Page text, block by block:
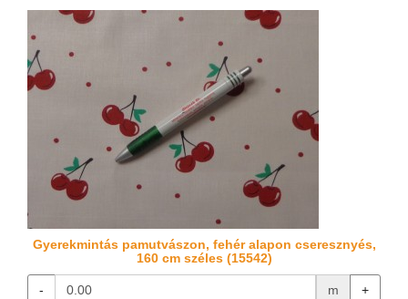
Gyerekmintás pamutvászon, fehér alapon cseresznyés,
160 cm széles (15542)
- m +